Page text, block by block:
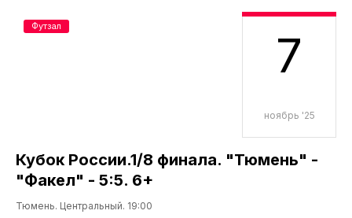
7
ноябрь '25
Кубок России.1/8 финала. "Тюмень" -
"Факел" - 5:5. 6+
Тюмень. Центральный. 19:00
Футзал